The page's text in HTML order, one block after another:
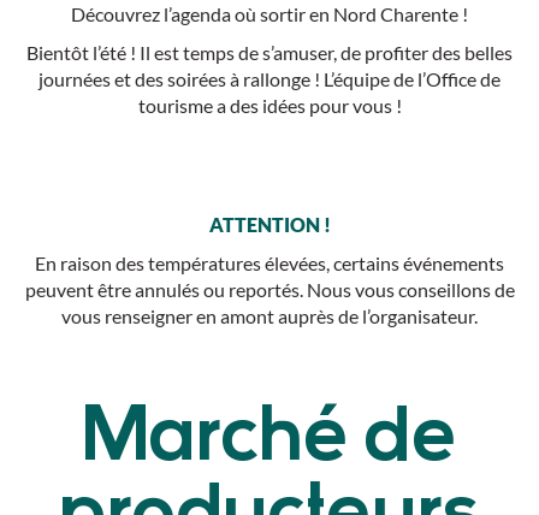
Découvrez l’agenda où sortir en Nord Charente !
Bientôt l’été ! Il est temps de s’amuser, de profiter des belles
journées et des soirées à rallonge ! L’équipe de l’Office de
tourisme a des idées pour vous !
ATTENTION !
En raison des températures élevées, certains événements
peuvent être annulés ou reportés. Nous vous conseillons de
vous renseigner en amont auprès de l’organisateur.
Marché de